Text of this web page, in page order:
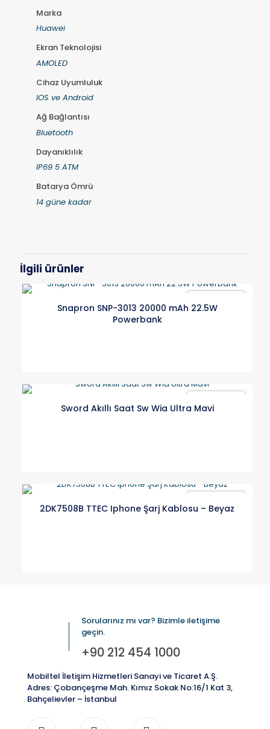
Marka
Huawei
Ekran Teknolojisi
AMOLED
Cihaz Uyumluluk
IOS ve Android
Ağ Bağlantısı
Bluetooth
Dayanıklılık
IP69 5 ATM
Batarya Ömrü
14 güne kadar
İlgili ürünler
Snapron SNP-3013 20000 mAh 22.5W
Powerbank
Sword Akıllı Saat Sw Wia Ultra Mavi
2DK7508B TTEC Iphone Şarj Kablosu – Beyaz
Sorularınız mı var? Bizimle iletişime
geçin.
+90 212 454 1000
Mobiltel İletişim Hizmetleri Sanayi ve Ticaret A.Ş.
Adres: Çobançeşme Mah. Kımız Sokak No:16/1 Kat 3,
Bahçelievler – İstanbul